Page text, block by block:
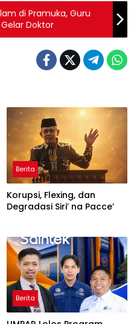
di Pramuka, Guru
Gelar Doktor
Berita
Korupsi, Flexing, dan
Degradasi Siri’ na Pacce’
Berita